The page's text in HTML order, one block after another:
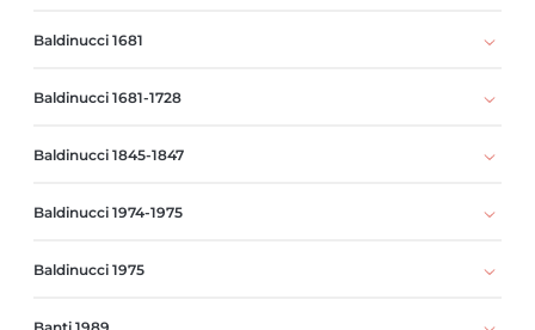
Baldinucci 1681
Baldinucci 1681-1728
Baldinucci 1845-1847
Baldinucci 1974-1975
Baldinucci 1975